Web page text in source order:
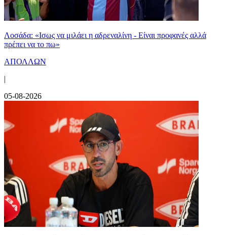
Λοσάδα: «Ισως να μιλάει η αδρεναλίνη - Είναι προφανές αλλά
πρέπει να το πω»
ΑΠΟΛΛΩΝ
|
05-08-2026